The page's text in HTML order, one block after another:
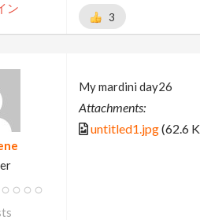
ン
3
My mardini day26
Attachments:
untitled1.jpg(62.6